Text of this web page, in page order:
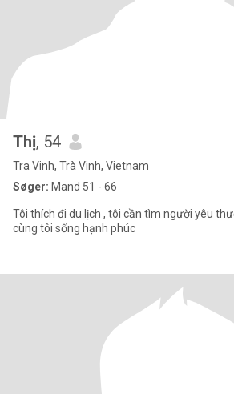
Thị, 54
Tra Vinh, Trà Vinh, Vietnam
Søger: Mand 51 - 66
Tôi thích đi du lịch , tôi cần tìm người yêu
cùng tôi sống hạnh phúc